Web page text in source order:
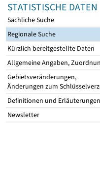
STATISTISCHE DATEN
Sachliche Suche
Regionale Suche
Kürzlich bereitgestellte Daten
Allgemeine Angaben,
Gebietsveränderungen,
Änderungen zum
Definitionen und Erläuterungen
Newsletter